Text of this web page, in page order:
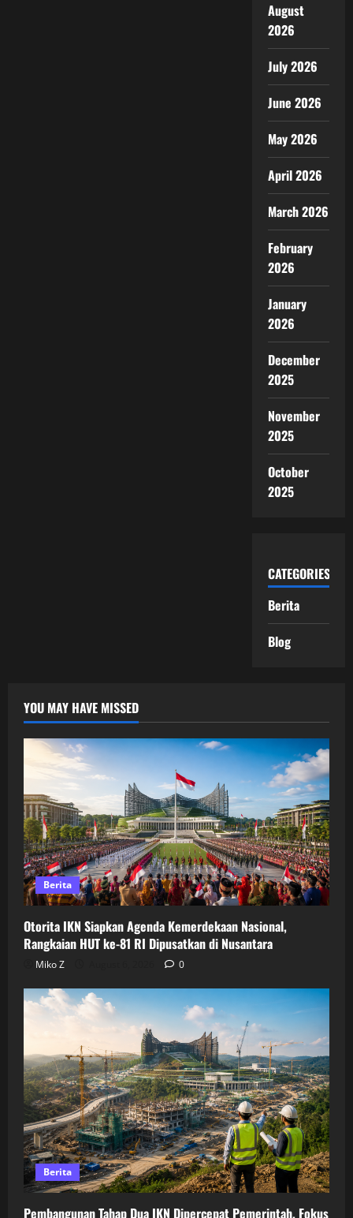
August
2026
July 2026
June 2026
May 2026
April 2026
March 2026
February
2026
January
2026
December
2025
November
2025
October
2025
CATEGORIES
Berita
Blog
YOU MAY HAVE MISSED
Berita
Otorita IKN Siapkan Agenda Kemerdekaan Nasional,
Rangkaian HUT ke-81 RI Dipusatkan di Nusantara
Miko Z 0
Berita
Pembangunan Tahap Dua IKN Dipercepat Pemerintah, Fokus